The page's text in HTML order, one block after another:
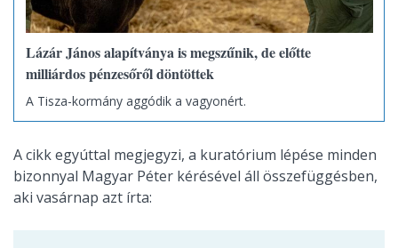
Lázár János alapítványa is megszűnik, de előtte
milliárdos pénzesőről döntöttek
A Tisza-kormány aggódik a vagyonért.
A cikk egyúttal megjegyzi, a kuratórium lépése minden
bizonnyal Magyar Péter kérésével áll összefüggésben,
aki vasárnap azt írta: